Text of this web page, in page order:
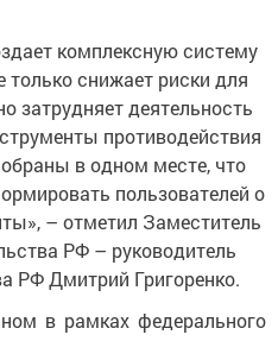
комплексную систему
только снижает риски для
затрудняет деятельность
противодействия
в одном месте, что
пользователей о
– отметил Заместитель
РФ – руководитель
РФ Дмитрий Григоренко.
в рамках федерального